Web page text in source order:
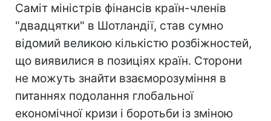
Саміт міністрів фінансів країн-членів
"двадцятки" в Шотландії, став сумно
відомий великою кількістю розбіжностей,
що виявилися в позиціях країн. Сторони
не можуть знайти взаєморозуміння в
питаннях подолання глобальної
економічної кризи і боротьби із зміною